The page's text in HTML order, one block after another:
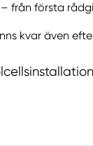
– från första
kvar även